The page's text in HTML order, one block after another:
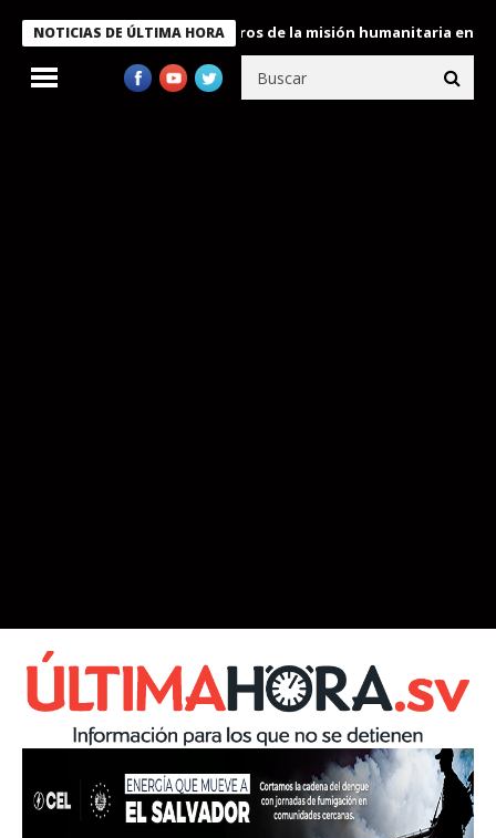
NOTICIAS DE ÚLTIMA HORA
condecora a miembros de la misión humanitaria enviada a